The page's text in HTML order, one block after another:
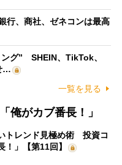
行、商社、ゼネコンは最高
グ” SHEIN、TikTok、
…
一覧を見る
俺がカブ番長！」
トレンド見極め術 投資コ
！」【第11回】